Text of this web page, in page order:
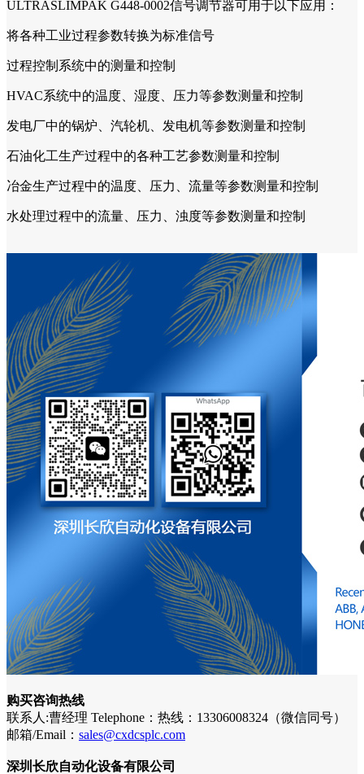
ULTRASLIMPAK G448-0002信号调节器可用于以下应用：
将各种工业过程参数转换为标准信号
过程控制系统中的测量和控制
HVAC系统中的温度、湿度、压力等参数测量和控制
发电厂中的锅炉、汽轮机、发电机等参数测量和控制
石油化工生产过程中的各种工艺参数测量和控制
冶金生产过程中的温度、压力、流量等参数测量和控制
水处理过程中的流量、压力、浊度等参数测量和控制
购买咨询热线
联系人:曹经理 Telephone：热线：13306008324（微信同号）
邮箱/Email： sales@cxdcsplc.com
深圳长欣自动化设备有限公司